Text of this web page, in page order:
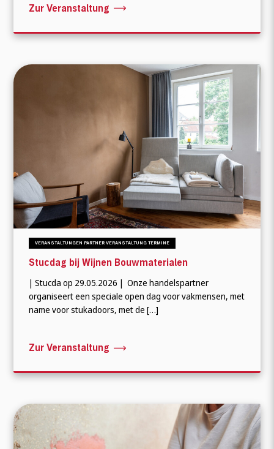
Zur Veranstaltung
VERANSTALTUNGEN PARTNER VERANSTALTUNG TERMINE
Stucdag bij Wijnen Bouwmaterialen
| Stucda op 29.05.2026 | Onze handelspartner
organiseert een speciale open dag voor vakmensen, met
name voor stukadoors, met de […]
Zur Veranstaltung